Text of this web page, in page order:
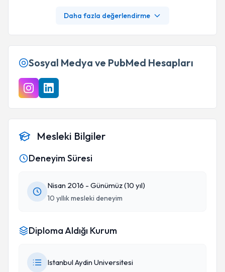
Daha fazla değerlendirme
Sosyal Medya ve PubMed Hesapları
Mesleki Bilgiler
Deneyim Süresi
Nisan 2016 - Günümüz (10 yıl)
10 yıllık mesleki deneyim
Diploma Aldığı Kurum
Istanbul Aydin Universitesi